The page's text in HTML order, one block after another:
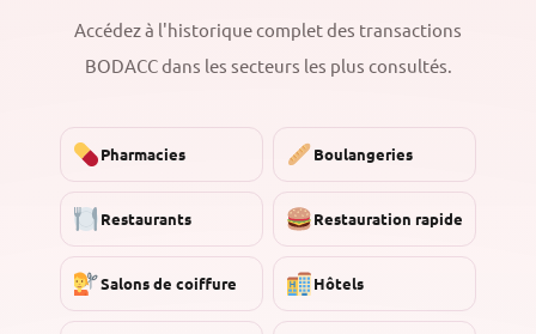
Accédez à l'historique complet des transactions
BODACC dans les secteurs les plus consultés.
Pharmacies Boulangeries
Restaurants Restauration rapide
Salons de coiffure Hôtels